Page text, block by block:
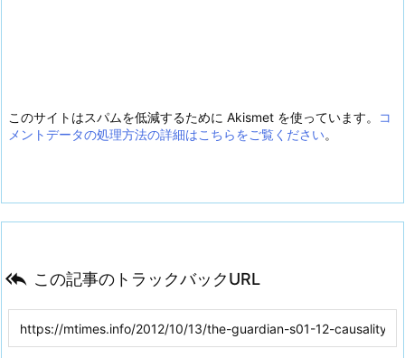
このサイトはスパムを低減するために Akismet を使っています。
コ
メントデータの処理方法の詳細はこちらをご覧ください。
 この記事のトラックバックURL